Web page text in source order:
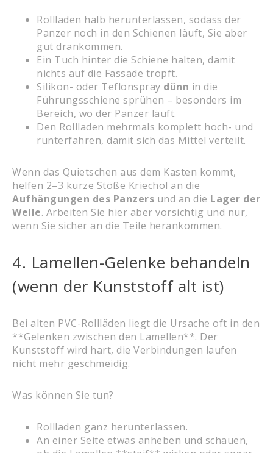
Rollladen halb herunterlassen, sodass der
Panzer noch in den Schienen läuft, Sie aber
gut drankommen.
Ein Tuch hinter die Schiene halten, damit
nichts auf die Fassade tropft.
Silikon- oder Teflonspray dünn in die
Führungsschiene sprühen – besonders im
Bereich, wo der Panzer läuft.
Den Rollladen mehrmals komplett hoch- und
runterfahren, damit sich das Mittel verteilt.
Wenn das Quietschen aus dem Kasten kommt,
helfen 2–3 kurze Stöße Kriechöl an die
Aufhängungen des Panzers und an die Lager der
Welle. Arbeiten Sie hier aber vorsichtig und nur,
wenn Sie sicher an die Teile herankommen.
4. Lamellen-Gelenke behandeln
(wenn der Kunststoff alt ist)
Bei alten PVC-Rollläden liegt die Ursache oft in den
**Gelenken zwischen den Lamellen**. Der
Kunststoff wird hart, die Verbindungen laufen
nicht mehr geschmeidig.
Was können Sie tun?
Rollladen ganz herunterlassen.
An einer Seite etwas anheben und schauen,